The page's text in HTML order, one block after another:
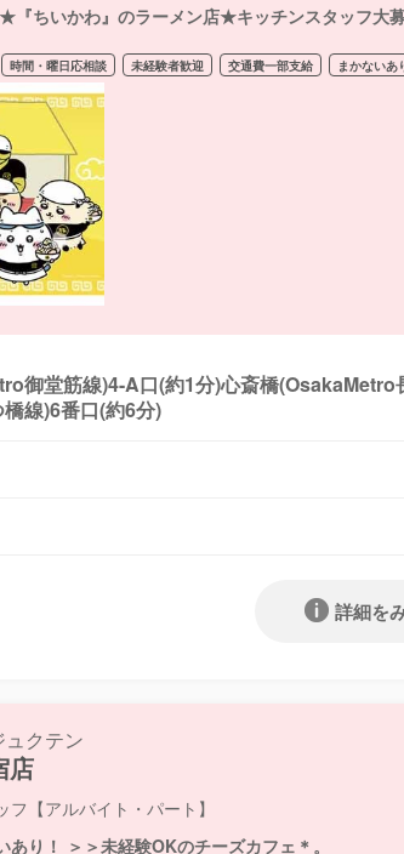
『ちいかわ』のラーメン店★キッチンスタッフ大
時間・曜日応相談 未経験者歓迎 交通費一部支給 まかないあ
御堂筋線)4-A口(約1分)心斎橋
線)6番口(約6分)
詳細を
クテン
店
【アルバイト・パート】
り！ ＞＞未経験OKのチーズカフェ＊。